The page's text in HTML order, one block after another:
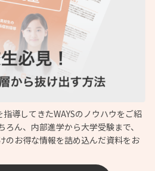
導してきたWAYSのノウハウをご紹
ん、内部進学から大学受験まで、
のお得な情報を詰め込んだ資料をお